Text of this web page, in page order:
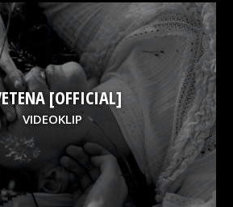
[OFFICIAL]
VIDEOKLIP